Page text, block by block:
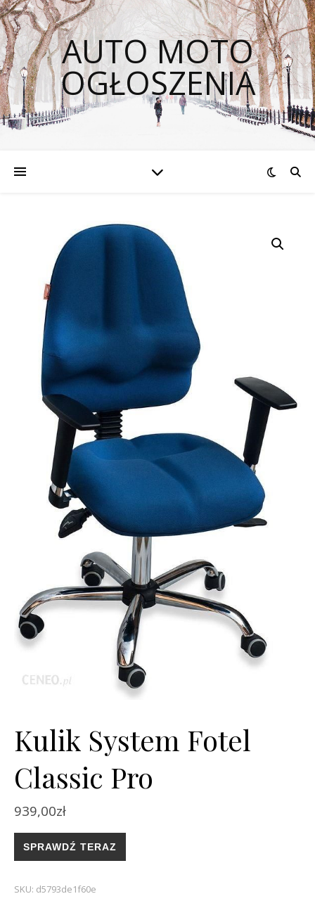
AUTO MOTO
OGŁOSZENIA
Kulik System Fotel
Classic Pro
939,00zł
SPRAWDŹ TERAZ
SKU: d5793de1f60e